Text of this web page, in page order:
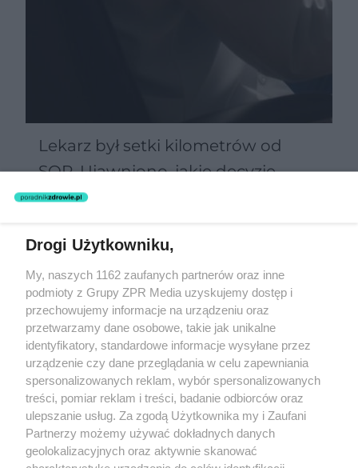
Lekarz był setki kilometrów od
SOR. Ujawniono, jakie decyzje
podejmowano zdalnie
Żaden utwór zamieszczony w serwisie nie może być powielany i
rozpowszechniany lub dalej rozpowszechniany w jakikolwiek sposób
(w tym także elektroniczny lub mechaniczny) na jakimkolwiek polu
eksploatacji w jakiejkolwiek formie, włącznie z umieszczaniem w
Internecie bez pisemnej zgody właściciela praw. Jakiekolwiek użycie
lub wykorzystanie utworów w całości lub w części z naruszeniem
prawa, tzn. bez właściwej zgody, jest zabronione pod groźbą kary i
może być ścigane prawnie.
Drogi Użytkowniku,
My, naszych 1162 zaufanych partnerów oraz inne
podmioty z Grupy ZPR Media uzyskujemy dostęp i
przechowujemy informacje na urządzeniu oraz
przetwarzamy dane osobowe, takie jak unikalne
identyfikatory, standardowe informacje wysyłane przez
urządzenie czy dane przeglądania w celu zapewniania
spersonalizowanych reklam, wybór spersonalizowanych
treści, pomiar reklam i treści, badanie odbiorców oraz
ulepszanie usług. Za zgodą Użytkownika my i Zaufani
Partnerzy możemy używać dokładnych danych
geolokalizacyjnych oraz aktywnie skanować